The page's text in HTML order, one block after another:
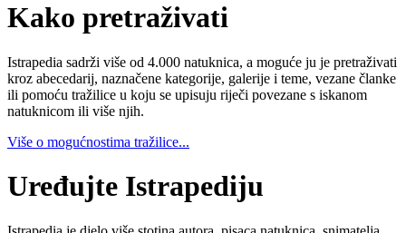
Kako pretraživati
Istrapedia sadrži više od 4.000 natuknica, a moguće ju je pretraživati
kroz abecedarij, naznačene kategorije, galerije i teme, vezane članke
ili pomoću tražilice u koju se upisuju riječi povezane s iskanom
natuknicom ili više njih.
Više o mogućnostima tražilice...
Uređujte Istrapediju